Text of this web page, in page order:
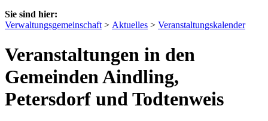
Sie sind hier:
Verwaltungsgemeinschaft > Aktuelles > Veranstaltungskalender
Veranstaltungen in den
Gemeinden Aindling,
Petersdorf und Todtenweis